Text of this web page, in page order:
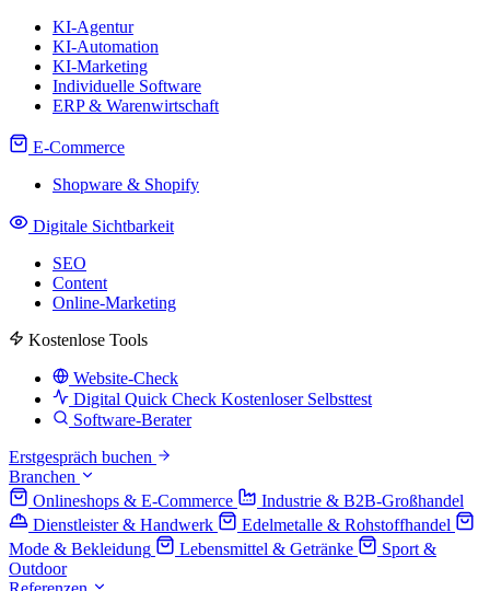
KI-Agentur
KI-Automation
KI-Marketing
Individuelle Software
ERP & Warenwirtschaft
E-Commerce
Shopware & Shopify
Digitale Sichtbarkeit
SEO
Content
Online-Marketing
Kostenlose Tools
Website-Check
Digital Quick Check Kostenloser Selbsttest
Software-Berater
Erstgespräch buchen
Branchen
Onlineshops & E-Commerce
Industrie & B2B-Großhandel
Dienstleister & Handwerk
Edelmetalle & Rohstoffhandel
Mode & Bekleidung
Lebensmittel & Getränke
Sport &
Outdoor